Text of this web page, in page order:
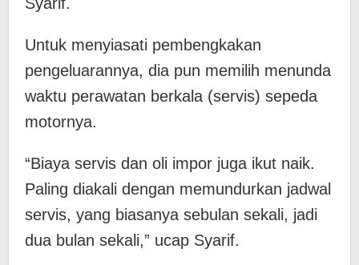
​Untuk menyiasati pembengkakan
pengeluarannya, dia pun memilih menunda
waktu perawatan berkala (servis) sepeda
motornya.
“Biaya servis dan oli impor juga ikut naik.
Paling diakali dengan memundurkan jadwal
servis, yang biasanya sebulan sekali, jadi
dua bulan sekali,” ucap Syarif.